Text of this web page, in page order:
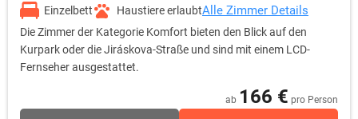
Einzelbett Haustiere erlaubtAlle Zimmer Details
Die Zimmer der Kategorie Komfort bieten den Blick auf den
Kurpark oder die Jiráskova-Straße und sind mit einem LCD-
Fernseher ausgestattet.
ab 166 € pro Person